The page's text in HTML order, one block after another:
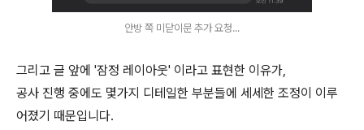
안방 쪽 미닫이문 추가 요청...
그리고 글 앞에 '잠정 레이아웃' 이라고 표현한 이유가,
공사 진행 중에도 몇가지 디테일한 부분들에 세세한 조정이 이루
어졌기 때문입니다.